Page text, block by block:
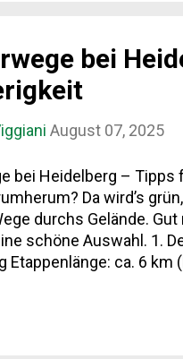
bei
August 07, 2025
bei Heidelberg – Tipps
Da wird’s
durchs Gelände.
schöne Auswahl. 1.
Etappenlänge: ca. 6
und Altstadt. Klingt